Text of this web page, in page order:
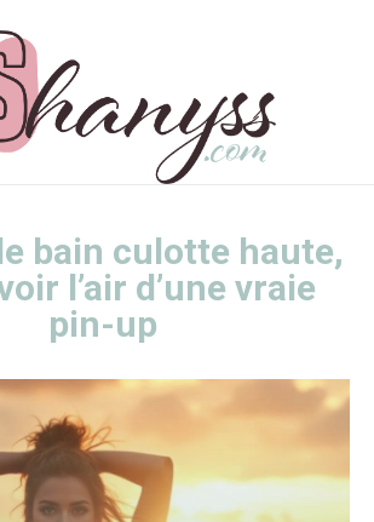
bain culotte haute,
l’air d’une vraie
pin-up